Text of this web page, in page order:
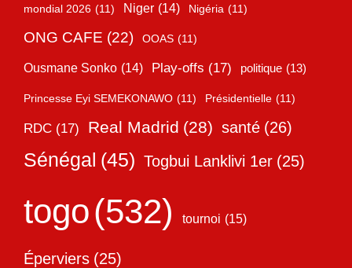
mondial 2026 (11) Niger (14) Nigéria (11)
ONG CAFE (22) OOAS (11)
Ousmane Sonko (14) Play-offs (17) politique (13)
Princesse Eyi SEMEKONAWO (11) Présidentielle (11)
RDC (17) Real Madrid (28) santé (26)
Sénégal (45) Togbui Lanklivi 1er (25)
togo(532) tournoi (15)
Éperviers (25)